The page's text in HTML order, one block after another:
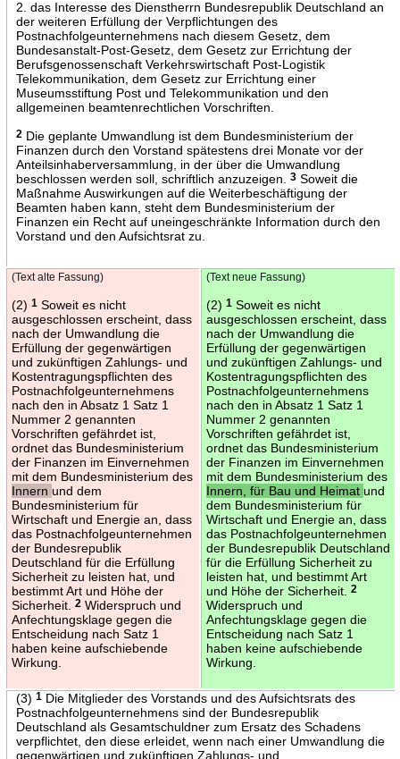
2. das Interesse des Dienstherrn Bundesrepublik Deutschland an
der weiteren Erfüllung der Verpflichtungen des
Postnachfolgeunternehmens nach diesem Gesetz, dem
Bundesanstalt-Post-Gesetz, dem Gesetz zur Errichtung der
Berufsgenossenschaft Verkehrswirtschaft Post-Logistik
Telekommunikation, dem Gesetz zur Errichtung einer
Museumsstiftung Post und Telekommunikation und den
allgemeinen beamtenrechtlichen Vorschriften.
2Die geplante Umwandlung ist dem Bundesministerium der
Finanzen durch den Vorstand spätestens drei Monate vor der
Anteilsinhaberversammlung, in der über die Umwandlung
beschlossen werden soll, schriftlich anzuzeigen.
3Soweit die
Maßnahme Auswirkungen auf die Weiterbeschäftigung der
Beamten haben kann, steht dem Bundesministerium der
Finanzen ein Recht auf uneingeschränkte Information durch den
Vorstand und den Aufsichtsrat zu.
(Text alte Fassung)
(2) 1Soweit es nicht
ausgeschlossen erscheint, dass
nach der Umwandlung die
Erfüllung der gegenwärtigen
und zukünftigen Zahlungs- und
Kostentragungspflichten des
Postnachfolgeunternehmens
nach den in Absatz 1 Satz 1
Nummer 2 genannten
Vorschriften gefährdet ist,
ordnet das Bundesministerium
der Finanzen im Einvernehmen
mit dem Bundesministerium des
Innern und dem
Bundesministerium für
Wirtschaft und Energie an, dass
das Postnachfolgeunternehmen
der Bundesrepublik
Deutschland für die Erfüllung
Sicherheit zu leisten hat, und
bestimmt Art und Höhe der
Sicherheit.
2Widerspruch und
Anfechtungsklage gegen die
Entscheidung nach Satz 1
haben keine aufschiebende
Wirkung.
(Text neue Fassung)
(2) 1Soweit es nicht
ausgeschlossen erscheint, dass
nach der Umwandlung die
Erfüllung der gegenwärtigen
und zukünftigen Zahlungs- und
Kostentragungspflichten des
Postnachfolgeunternehmens
nach den in Absatz 1 Satz 1
Nummer 2 genannten
Vorschriften gefährdet ist,
ordnet das Bundesministerium
der Finanzen im Einvernehmen
mit dem Bundesministerium des
Innern, für Bau und Heimat und
dem Bundesministerium für
Wirtschaft und Energie an, dass
das Postnachfolgeunternehmen
der Bundesrepublik Deutschland
für die Erfüllung Sicherheit zu
leisten hat, und bestimmt Art
und Höhe der Sicherheit.
2
Widerspruch und
Anfechtungsklage gegen die
Entscheidung nach Satz 1
haben keine aufschiebende
Wirkung.
(3) 1Die Mitglieder des Vorstands und des Aufsichtsrats des
Postnachfolgeunternehmens sind der Bundesrepublik
Deutschland als Gesamtschuldner zum Ersatz des Schadens
verpflichtet, den diese erleidet, wenn nach einer Umwandlung die
gegenwärtigen und zukünftigen Zahlungs- und